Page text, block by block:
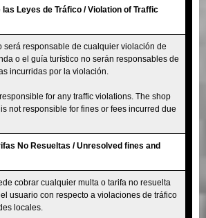
las Leyes de Tráfico / Violation of Traffic
será responsable de cualquier violación de
o el guía turístico no serán responsables de
incurridas por la violación.
for any traffic violations. The shop
not responsible for fines or fees incurred due
No Resueltas / Unresolved fines and
cobrar cualquier multa o tarifa no resuelta
usuario con respecto a violaciones de tráfico
locales.